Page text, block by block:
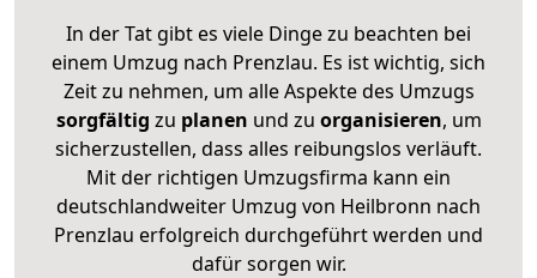
In der Tat gibt es viele Dinge zu beachten bei
einem Umzug nach Prenzlau. Es ist wichtig, sich
Zeit zu nehmen, um alle Aspekte des Umzugs
sorgfältig zu planen und zu organisieren, um
sicherzustellen, dass alles reibungslos verläuft.
Mit der richtigen Umzugsfirma kann ein
deutschlandweiter Umzug von Heilbronn nach
Prenzlau erfolgreich durchgeführt werden und
dafür sorgen wir.